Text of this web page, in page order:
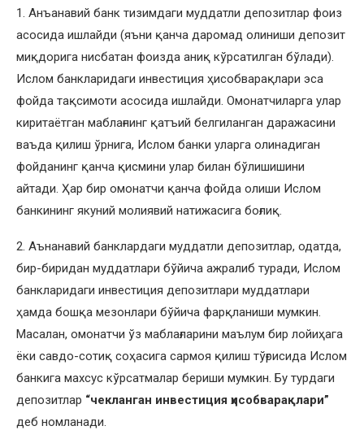
1. Анъанавий банк тизимдаги муддатли депозитлар фоиз
асосида ишлайди (яъни қанча даромад олиниши депозит
миқдорига нисбатан фоизда аниқ кўрсатилган бўлади).
Ислом банкларидаги инвестиция ҳисобварақлари эса
фойда тақсимоти асосида ишлайди. Омонатчиларга улар
киритаётган маблағнинг қатъий белгиланган даражасини
ваъда қилиш ўрнига, Ислом банки уларга олинадиган
фойданинг қанча қисмини улар билан бўлишишини
айтади. Ҳар бир омонатчи қанча фойда олиши Ислом
банкининг якуний молиявий натижасига боғлиқ.
2. Аънанавий банклардаги муддатли депозитлар, одатда,
бир-биридан муддатлари бўйича ажралиб туради, Ислом
банкларидаги инвестиция депозитлари муддатлари
ҳамда бошқа мезонлари бўйича фарқланиши мумкин.
Масалан, омонатчи ўз маблағларини маълум бир лойиҳага
ёки савдо-сотиқ соҳасига сармоя қилиш тўғрисида Ислом
банкига махсус кўрсатмалар бериши мумкин. Бу турдаги
депозитлар “чекланган инвестиция ҳисобварақлари”
деб номланади.